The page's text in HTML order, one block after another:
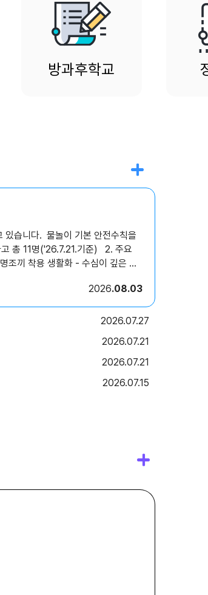
방과후학교
있습니다. 물놀이 기본 안전수칙을
2026 08.03
2026 07.27
2026 07.21
2026 07.21
2026 07.15